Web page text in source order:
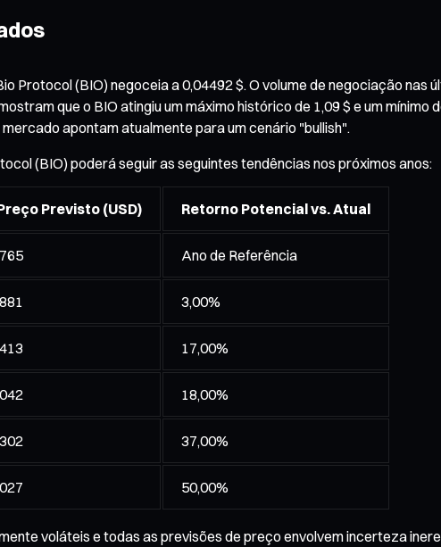
Protocol (BIO) negoceia a 0,04492 $. O volume de negociação nas
que o BIO atingiu um máximo histórico de 1,09 $ e um
apontam atualmente para um cenário "bullish".
(BIO) poderá seguir as seguintes tendências nos próximos anos:
Previsto (USD) Retorno Potencial vs. Atual
Ano de Referência
3,00%
17,00%
18,00%
37,00%
50,00%
voláteis e todas as previsões de preço envolvem incerteza